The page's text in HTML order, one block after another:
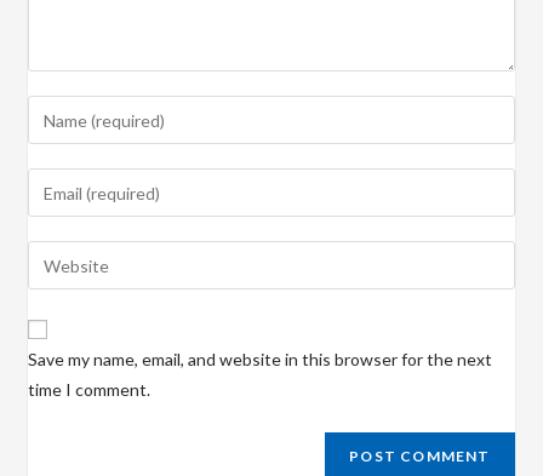
Enter
your
name
to
comment
Enter
your
email
address
comment
Enter
your
website
URL
Save my name, email, and website in this browser for the next
time I comment.